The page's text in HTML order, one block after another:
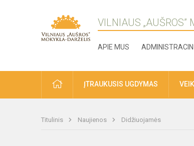
VILNIAUS
APIE MUS
ĮTRAUKUSIS UGDYMAS
Titulinis Naujienos Didžiuojamės